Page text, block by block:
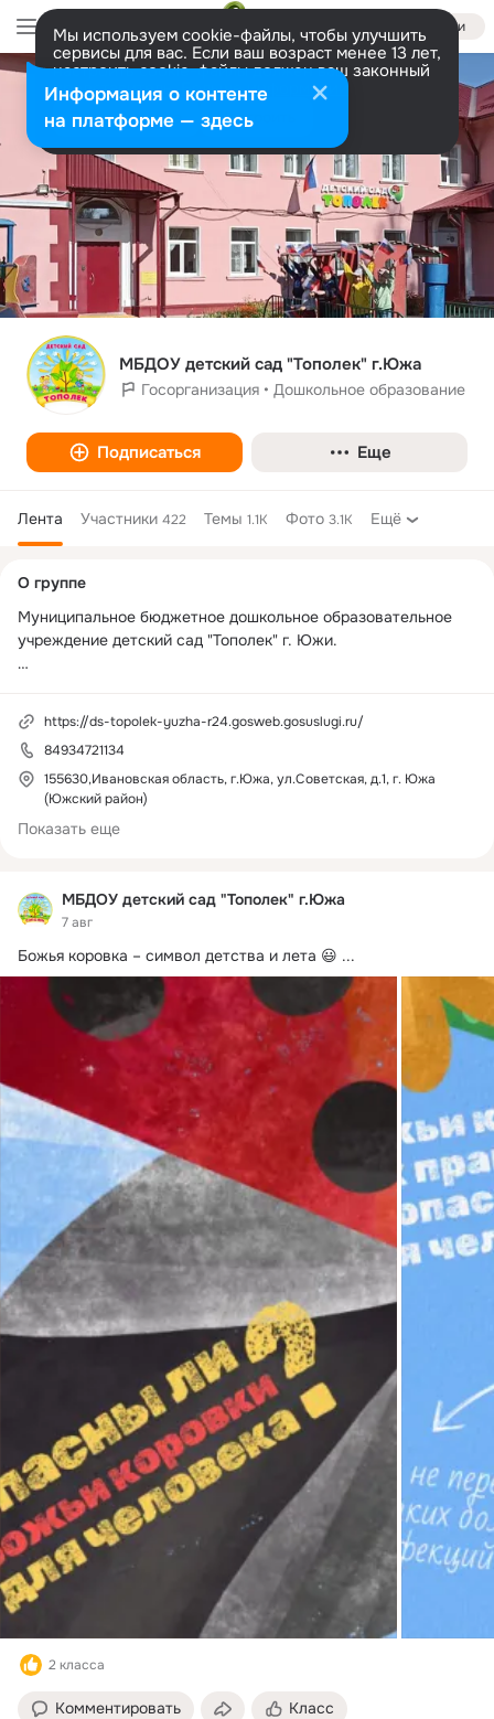
Войти
Мы используем cookie-файлы, чтобы улучшить
сервисы для вас. Если ваш возраст менее 13 лет,
настроить cookie-файлы должен ваш законный
представитель. Больше информации
Разрешить все Настроить
МБДОУ детский сад "Тополек" г.Южа
Госорганизация • Дошкольное образование
Подписаться Еще
Лента Участники 422 Темы 1.1K Фото 3.1K Ещё
МБДОУ детский сад "Тополек" г.Южа
7 авг
Божья коровка – символ детства и лета 😃 ...
2 класса
Комментировать Класс
колонка
О группе
Муниципальное бюджетное дошкольное образовательное
учреждение детский сад "Тополек" г. Южи.
https://ds-topolek-yuzha-r24.gosweb.gosuslugi.ru/
84934721134
155630,Ивановская область, г.Южа, ул.Советская, д.1, г. Южа
(Южский район)
Показать еще
Информация о контенте
на платформе — здесь